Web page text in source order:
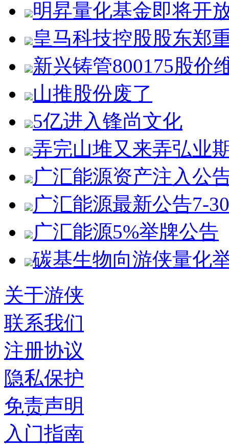
明昇量化基金即将开
皇马科技控股股东郑
新兴铸管800175股价
山推股份废了
5亿进入锋尚文化
弄完山堆又来弄弘业
广汇能源资产注入公
广汇能源最新公告7-30
广汇能源5%举牌公告
碳基生物向游侠量化
关于游侠
联系我们
注册协议
隐私保护
免责声明
入门指南